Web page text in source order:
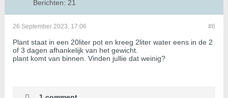
Berichten: 21
#6
26 September 2023, 17:06
Plant staat in een 20liter pot en kreeg 2liter water eens in de 2
of 3 dagen afhankelijk van het gewicht.
plant komt van binnen. Vinden jullie dat weinig?